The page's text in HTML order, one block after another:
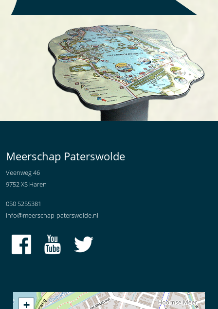
Meerschap Paterswolde
Veenweg 46
9752 XS Haren
050 5255381
info@meerschap-paterswolde.nl
+